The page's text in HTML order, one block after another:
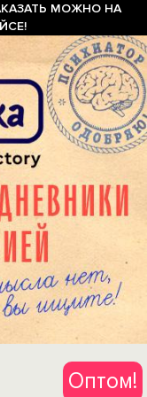
МОЖНО НА
Оптом!